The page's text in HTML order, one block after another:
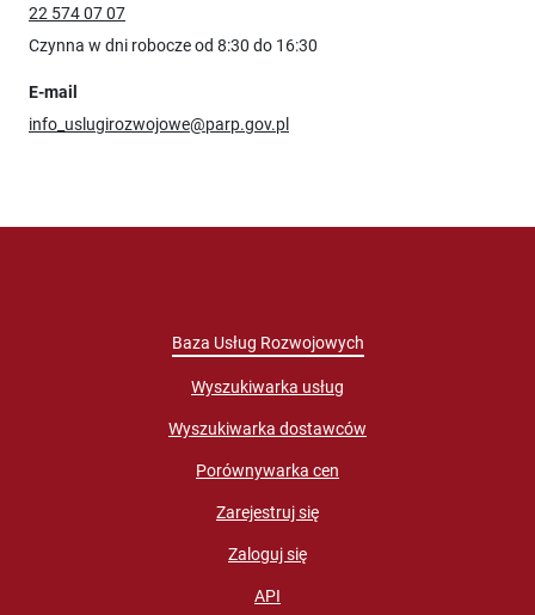
22 574 07 07
Czynna w dni robocze od 8:30 do 16:30
E-mail
info_uslugirozwojowe@parp.gov.pl
Baza Usług Rozwojowych
Wyszukiwarka usług
Wyszukiwarka dostawców
Porównywarka cen
Zarejestruj się
Zaloguj się
API